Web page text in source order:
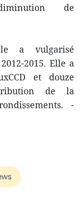
de
a vulgarisé
2015. Elle a
et douze
de la
-